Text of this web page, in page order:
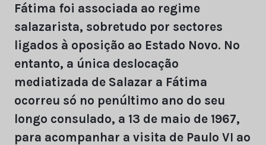
Fátima foi associada ao regime
salazarista, sobretudo por sectores
ligados à oposição ao Estado Novo. No
entanto, a única deslocação
mediatizada de Salazar a Fátima
ocorreu só no penúltimo ano do seu
longo consulado, a 13 de maio de 1967,
para acompanhar a visita de Paulo VI ao